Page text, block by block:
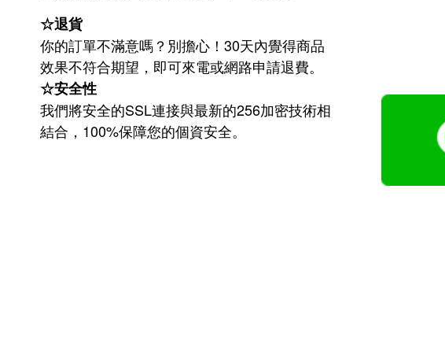
☆退貨
你的訂單不滿意嗎？別擔心！30天內覺得商品
效果不符合期望，即可來電或網路申請退費。
☆安全性
我們將安全的SSL連接與最新的256加密技術相
結合，100%保障您的個資安全。